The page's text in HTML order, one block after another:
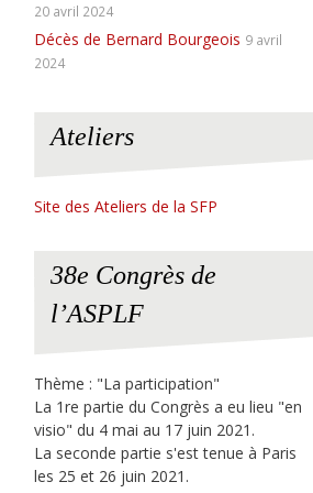
20 avril 2024
Décès de Bernard Bourgeois 9 avril
2024
Ateliers
Site des Ateliers de la SFP
38e Congrès de
l’ASPLF
Thème : "La participation"
La 1re partie du Congrès a eu lieu "en
visio" du 4 mai au 17 juin 2021.
La seconde partie s'est tenue à Paris
les 25 et 26 juin 2021.